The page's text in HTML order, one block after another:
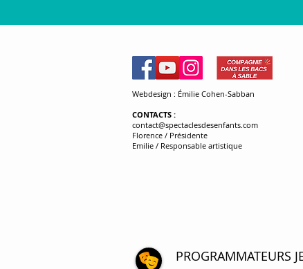
Webdesign : Émilie Cohen-Sabban
CONTACTS :
contact@spectaclesdesenfants.com
Florence / Présidente
Emilie / Responsable artistique
PROGRAMMATEURS